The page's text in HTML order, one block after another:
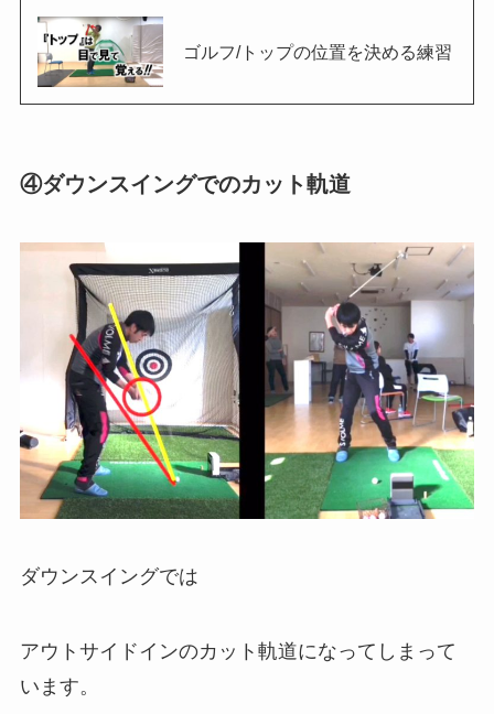
ゴルフ/トップの位置を決める練習
④ダウンスイングでのカット軌道
ダウンスイングでは
アウトサイドインのカット軌道になってしまって
います。